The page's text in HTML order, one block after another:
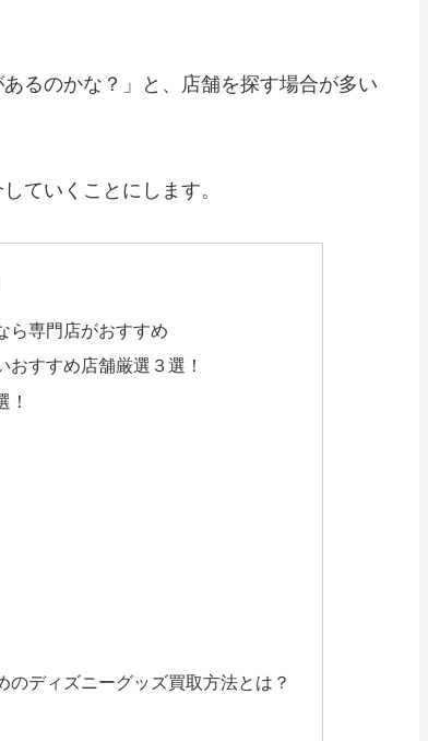
るのかな？」と、店舗を探す場合が多い
ていくことにします。
ら専門店がおすすめ
すすめ店舗厳選３選！
！
ディズニーグッズ買取方法とは？